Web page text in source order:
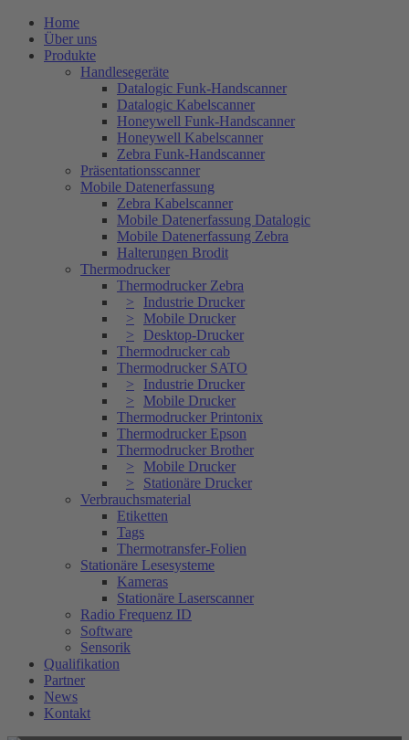
Home
Über uns
Produkte
Handlesegeräte
Datalogic Funk-Handscanner
Datalogic Kabelscanner
Honeywell Funk-Handscanner
Honeywell Kabelscanner
Zebra Funk-Handscanner
Präsentationsscanner
Mobile Datenerfassung
Zebra Kabelscanner
Mobile Datenerfassung Datalogic
Mobile Datenerfassung Zebra
Halterungen Brodit
Thermodrucker
Thermodrucker Zebra
Industrie Drucker
Mobile Drucker
Desktop-Drucker
Thermodrucker cab
Thermodrucker SATO
Industrie Drucker
Mobile Drucker
Thermodrucker Printonix
Thermodrucker Epson
Thermodrucker Brother
Mobile Drucker
Stationäre Drucker
Verbrauchsmaterial
Etiketten
Tags
Thermotransfer-Folien
Stationäre Lesesysteme
Kameras
Stationäre Laserscanner
Radio Frequenz ID
Software
Sensorik
Qualifikation
Partner
News
Kontakt